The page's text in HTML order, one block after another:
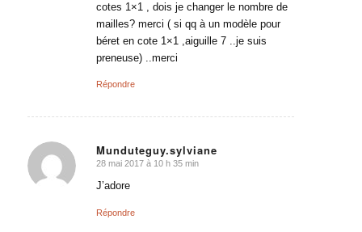
cotes 1×1 , dois je changer le nombre de
mailles? merci ( si qq à un modèle pour
béret en cote 1×1 ,aiguille 7 ..je suis
preneuse) ..merci
Répondre
Munduteguy.sylviane
dit
:
28 mai 2017 à 10 h 35 min
J’adore
Répondre